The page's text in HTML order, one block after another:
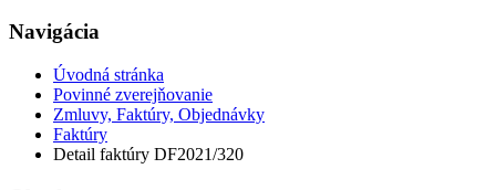
Navigácia
Úvodná stránka
Povinné zverejňovanie
Zmluvy, Faktúry, Objednávky
Faktúry
Detail faktúry DF2021/320